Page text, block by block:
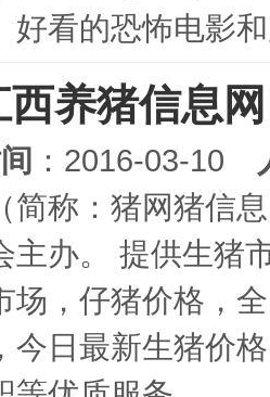
好看的恐怖电影
西养猪信息网
：2016-03-10
简称：猪网猪信
主办。 提供生猪
场，仔猪价格，
今日最新生猪价